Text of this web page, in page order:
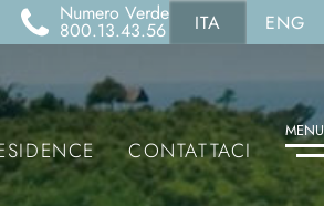
Numero Verde
800.13.43.56 ITA ENG
CONTATTACI
MENU